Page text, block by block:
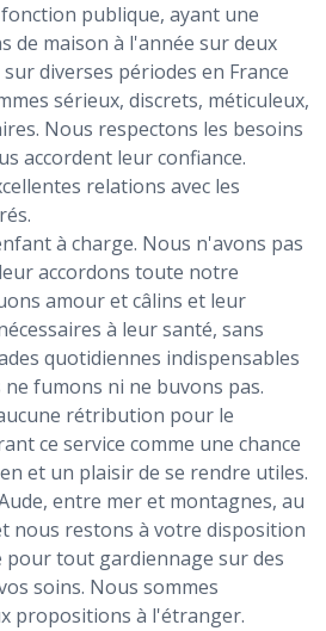
publique, ayant une
de maison à l'année sur deux
diverses périodes en France
sérieux, discrets, méticuleux,
Nous respectons les besoins
accordent leur confiance.
relations avec les
à charge. Nous n'avons pas
accordons toute notre
amour et câlins et leur
à leur santé, sans
quotidiennes indispensables
fumons ni ne buvons pas.
rétribution pour le
ce service comme une chance
et un plaisir de se rendre utiles.
entre mer et montagnes, au
nous restons à votre disposition
pour tout gardiennage sur des
soins. Nous sommes
propositions à l'étranger.